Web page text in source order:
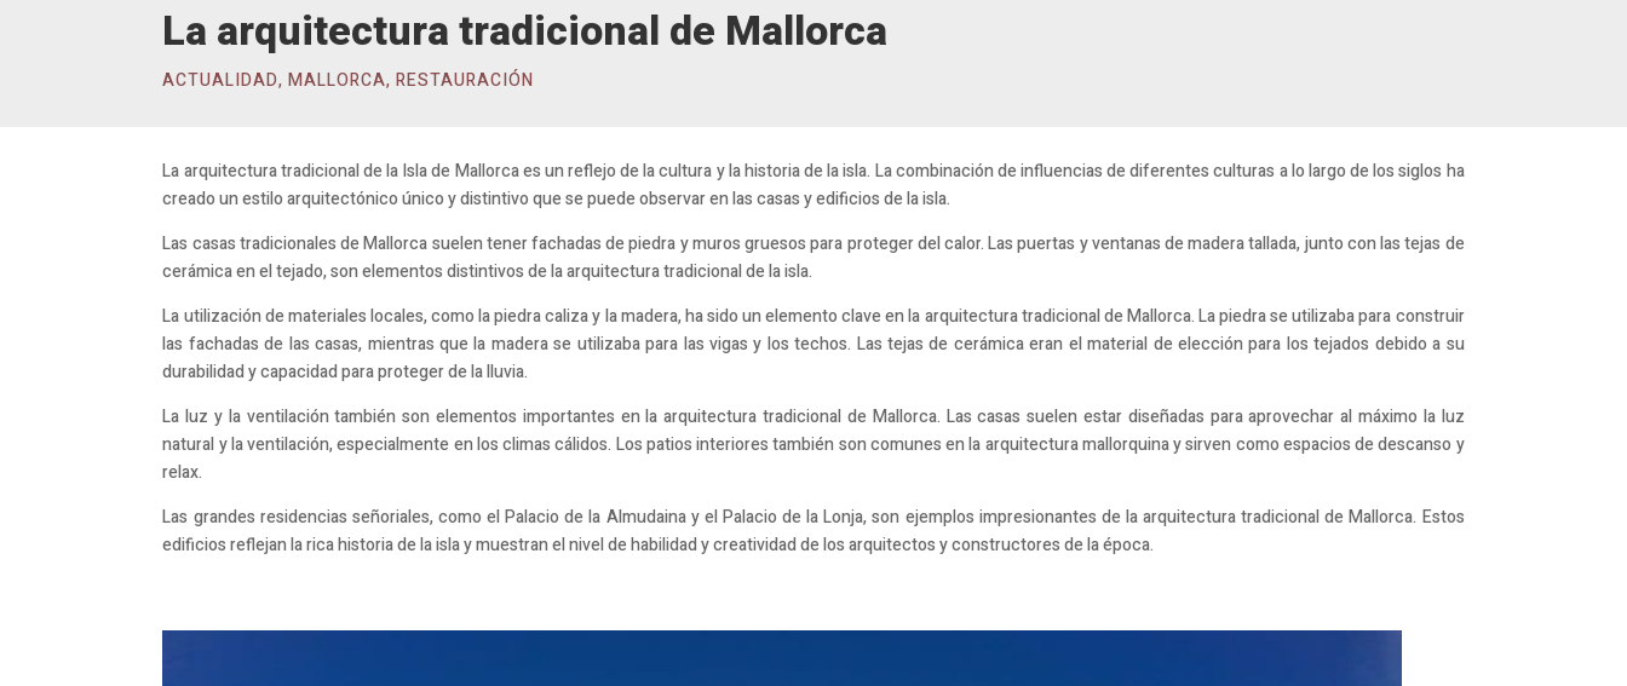
La arquitectura tradicional de Mallorca
ACTUALIDAD,MALLORCA,RESTAURACIÓN
La arquitectura tradicional de la Isla de Mallorca es un reflejo de la cultura y la historia de la isla. La combinación de influencias de diferentes culturas a lo largo de los siglos ha
creado un estilo arquitectónico único y distintivo que se puede observar en las casas y edificios de la isla.
Las casas tradicionales de Mallorca suelen tener fachadas de piedra y muros gruesos para proteger del calor. Las puertas y ventanas de madera tallada, junto con las tejas de
cerámica en el tejado, son elementos distintivos de la arquitectura tradicional de la isla.
La utilización de materiales locales, como la piedra caliza y la madera, ha sido un elemento clave en la arquitectura tradicional de Mallorca. La piedra se utilizaba para construir
las fachadas de las casas, mientras que la madera se utilizaba para las vigas y los techos. Las tejas de cerámica eran el material de elección para los tejados debido a su
durabilidad y capacidad para proteger de la lluvia.
La luz y la ventilación también son elementos importantes en la arquitectura tradicional de Mallorca. Las casas suelen estar diseñadas para aprovechar al máximo la luz
natural y la ventilación, especialmente en los climas cálidos. Los patios interiores también son comunes en la arquitectura mallorquina y sirven como espacios de descanso y
relax.
Las grandes residencias señoriales, como el Palacio de la Almudaina y el Palacio de la Lonja, son ejemplos impresionantes de la arquitectura tradicional de Mallorca. Estos
edificios reflejan la rica historia de la isla y muestran el nivel de habilidad y creatividad de los arquitectos y constructores de la época.